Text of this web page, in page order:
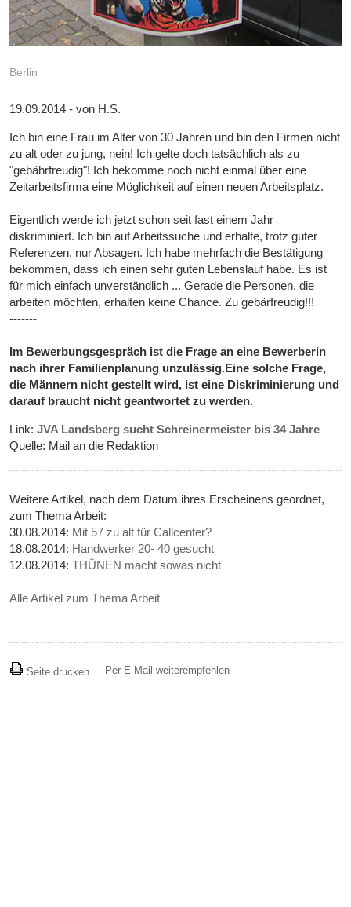
Berlin
19.09.2014 - von H.S.
Ich bin eine Frau im Alter von 30 Jahren und bin den Firmen nicht
zu alt oder zu jung, nein! Ich gelte doch tatsächlich als zu
"gebährfreudig"! Ich bekomme noch nicht einmal über eine
Zeitarbeitsfirma eine Möglichkeit auf einen neuen Arbeitsplatz.
Eigentlich werde ich jetzt schon seit fast einem Jahr
diskriminiert. Ich bin auf Arbeitssuche und erhalte, trotz guter
Referenzen, nur Absagen. Ich habe mehrfach die Bestätigung
bekommen, dass ich einen sehr guten Lebenslauf habe. Es ist
für mich einfach unverständlich ... Gerade die Personen, die
arbeiten möchten, erhalten keine Chance. Zu gebärfreudig!!!
-------
Im Bewerbungsgespräch ist die Frage an eine Bewerberin
nach ihrer Familienplanung unzulässig.Eine solche Frage,
die Männern nicht gestellt wird, ist eine Diskriminierung und
darauf braucht nicht geantwortet zu werden.
Link:JVA Landsberg sucht Schreinermeister bis 34 Jahre
Quelle: Mail an die Redaktion
Weitere Artikel, nach dem Datum ihres Erscheinens geordnet,
zum Thema Arbeit:
30.08.2014: Mit 57 zu alt für Callcenter?
18.08.2014: Handwerker 20- 40 gesucht
12.08.2014:THÜNEN macht sowas nicht
Alle Artikel zum Thema Arbeit
Seite drucken Per E-Mail weiterempfehlen